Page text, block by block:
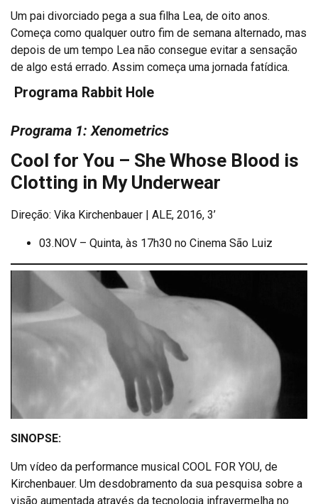
Um pai divorciado pega a sua filha Lea, de oito anos.
Começa como qualquer outro fim de semana alternado, mas
depois de um tempo Lea não consegue evitar a sensação
de algo está errado. Assim começa uma jornada fatídica.
Programa Rabbit Hole
Programa 1: Xenometrics
Cool for You – She Whose Blood is
Clotting in My Underwear
Direção: Vika Kirchenbauer | ALE, 2016, 3’
03.NOV – Quinta, às 17h30 no Cinema São Luiz
SINOPSE:
Um vídeo da performance musical COOL FOR YOU, de
Kirchenbauer. Um desdobramento da sua pesquisa sobre a
visão aumentada através da tecnologia infravermelha no